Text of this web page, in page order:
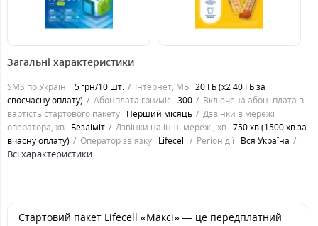
450 грн.
Загальні характеристики
SMS по Україні 5 грн/10 шт. Інтернет, МБ 20 ГБ (x2 40 ГБ за
своєчасну оплату)
Абонплата грн/міс 300
Включена абон. плата в
вартість стартового пакету Перший місяць
Дзвінки в мережі
оператора, хв Безліміт Дзвінки на інші мережі, хв 750 хв (1500 хв за
вчасну оплату)
Оператор зв'язку Lifecell Регіон дії Вся Україна
Всі характеристики
Стартовий пакет Lifecell «Максі» — це передплатний